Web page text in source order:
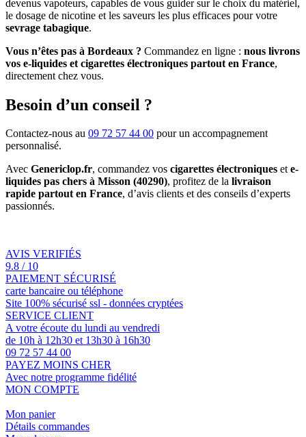
devenus vapoteurs, capables de vous guider sur le choix du matériel,
le dosage de nicotine et les saveurs les plus efficaces pour votre
sevrage tabagique.
Vous n’êtes pas à Bordeaux ? Commandez en ligne : nous livrons
vos e-liquides et cigarettes électroniques partout en France,
directement chez vous.
Besoin d’un conseil ?
Contactez-nous au 09 72 57 44 00 pour un accompagnement
personnalisé.
Avec Genericlop.fr, commandez vos cigarettes électroniques ete-
liquides pas chers à Misson (40290), profitez de la livraison
rapide partout en France, d’avis clients et des conseils d’experts
passionnés.
AVIS VERIFIÉS
9.8 / 10
PAIEMENT SÉCURISÉ
carte bancaire ou téléphone
Site 100% sécurisé ssl - données cryptées
SERVICE CLIENT
A votre écoute du lundi au vendredi
de 10h à 12h30 et 13h30 à 16h30
09 72 57 44 00
PAYEZ MOINS CHER
Avec notre programme fidélité
MON COMPTE
Mon panier
Détails commandes